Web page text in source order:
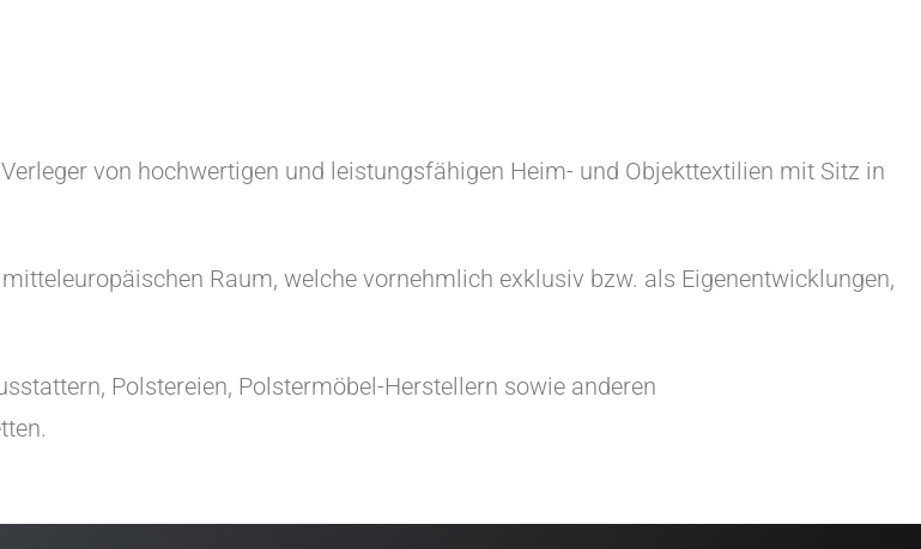
von hochwertigen und leistungsfähigen Heim- und Objekttextilien mit Sitz in
Raum, welche vornehmlich exklusiv bzw. als Eigenentwicklungen,
Polstereien, Polstermöbel-Herstellern sowie anderen